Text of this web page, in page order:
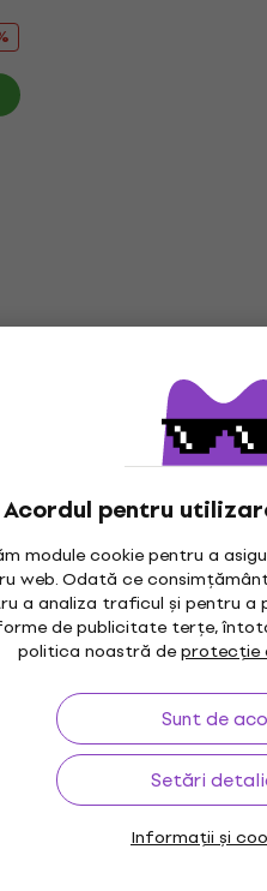
Acordul pentru
module cookie pentru a
web. Odată ce
a analiza traficul și pentru a
de publicitate terțe,
politica noastră deprotecție
Sunt de
Setări
Informații și